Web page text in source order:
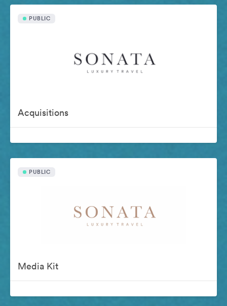
PUBLIC
Acquisitions
PUBLIC
Media Kit